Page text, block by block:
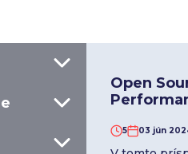
Open
5 03 jún